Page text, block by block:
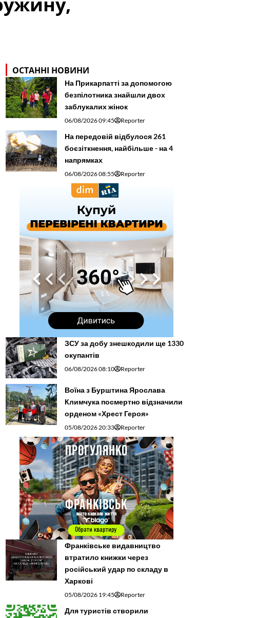
ОСТАННІ НОВИНИ
На Прикарпатті за допомогою
безпілотника знайшли двох
заблукалих жінок
06/08/2026 09:45 Reporter
На передовій відбулося 261
боєзіткнення, найбільше - на 4
напрямках
06/08/2026 08:55 Reporter
ЗСУ за добу знешкодили ще 1330
окупантів
06/08/2026 08:10 Reporter
Воїна з Бурштина Ярослава
Климчука посмертно відзначили
орденом «Хрест Героя»
05/08/2026 20:33 Reporter
Франківське видавництво
втратило книжки через
російський удар по складу в
Харкові
05/08/2026 19:45 Reporter
Для туристів створили